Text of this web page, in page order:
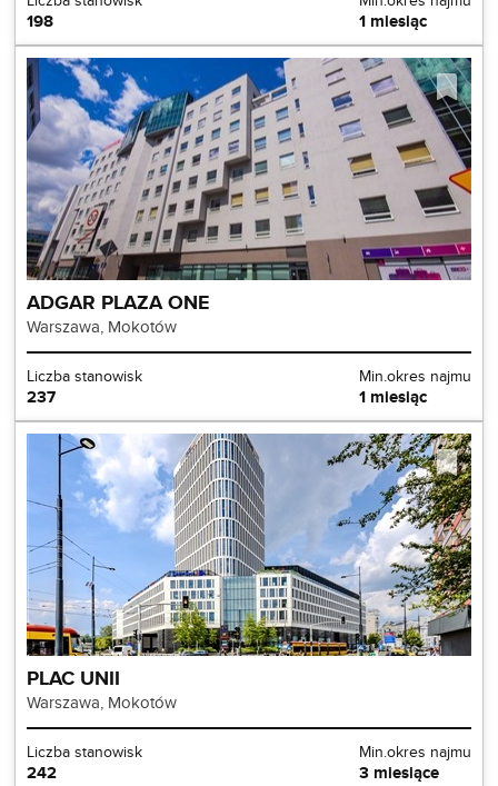
198 1 miesiąc
ADGAR PLAZA ONE
Warszawa, Mokotów
Liczba stanowisk
237
Min.okres najmu
1 miesiąc
PLAC UNII
Warszawa, Mokotów
Liczba stanowisk
242
Min.okres najmu
3 miesiące